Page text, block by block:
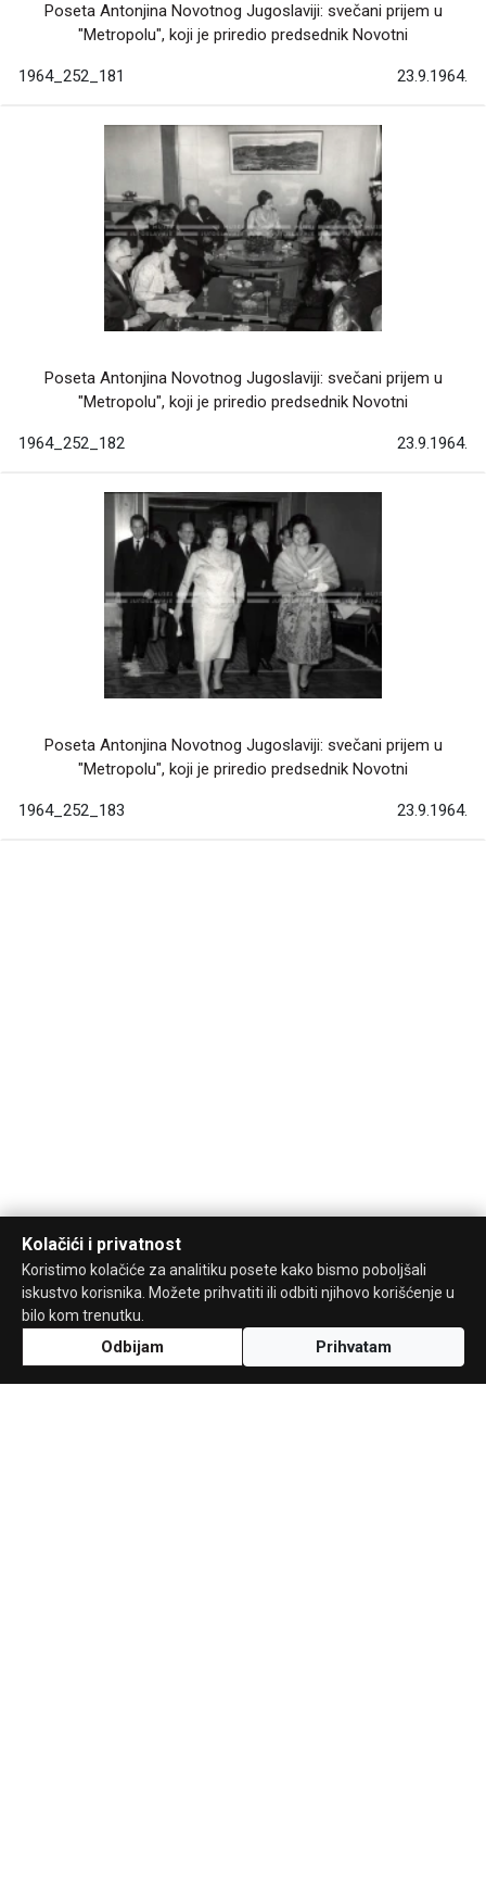
Poseta Antonjina Novotnog Jugoslaviji: svečani prijem u
"Metropolu", koji je priredio predsednik Novotni
1964_252_181 23.9.1964.
Poseta Antonjina Novotnog Jugoslaviji: svečani prijem u
"Metropolu", koji je priredio predsednik Novotni
1964_252_182 23.9.1964.
Poseta Antonjina Novotnog Jugoslaviji: svečani prijem u
"Metropolu", koji je priredio predsednik Novotni
1964_252_183 23.9.1964.
Kolačići i privatnost
Koristimo kolačiće za analitiku posete kako bismo poboljšali
iskustvo korisnika. Možete prihvatiti ili odbiti njihovo korišćenje u
bilo kom trenutku.
Odbijam Prihvatam